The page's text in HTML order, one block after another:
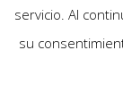
servicio. Al
su